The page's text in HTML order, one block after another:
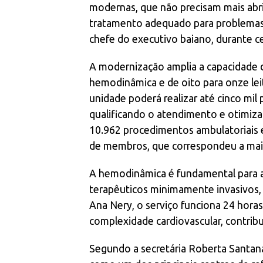
modernas, que não precisam mais
tratamento adequado para
chefe do executivo baiano, durante
A modernização amplia a capacidade
hemodinâmica e de oito para onze
unidade poderá realizar até cinco
qualificando o atendimento e
10.962 procedimentos ambulatoriais
de membros, que correspondeu a
A hemodinâmica é fundamental
terapêuticos minimamente
Ana Nery, o serviço funciona 24
complexidade cardiovascular,
Segundo a secretária Roberta